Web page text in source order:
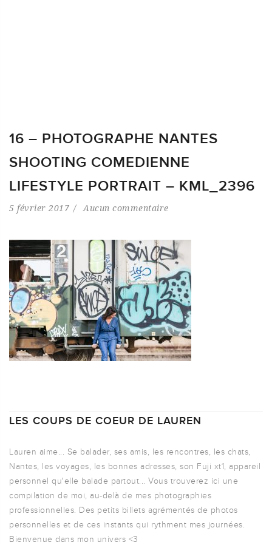
16 – PHOTOGRAPHE NANTES
SHOOTING COMEDIENNE
LIFESTYLE PORTRAIT – KML_2396
5 février 2017 Aucun commentaire
LES COUPS DE COEUR DE LAUREN
Lauren aime... Se balader, ses amis, les rencontres, les chats,
Nantes, les voyages, les bonnes adresses, son Fuji xt1, appareil
personnel qu'elle balade partout... Vous trouverez ici une
compilation de moi, au-delà de mes photographies
professionnelles. Des petits billets agrémentés de photos
personnelles et de ces instants qui rythment mes journées.
Bienvenue dans mon univers <3